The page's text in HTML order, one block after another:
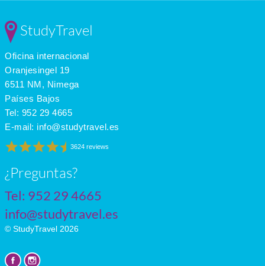
Mar
May
June
July
StudyTravel
Oficina internacional
Oranjesingel 19
6511 NM, Nimega
Países Bajos
Tel: 952 29 4665
E-mail: info@studytravel.es
3624 reviews
¿Preguntas?
Tel: 952 29 4665
info@studytravel.es
© StudyTravel 2026